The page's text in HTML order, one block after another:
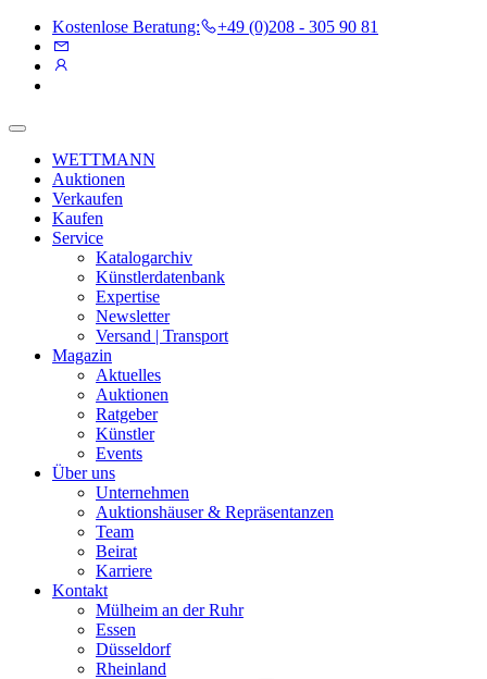
Kostenlose Beratung: +49 (0)208 - 305 90 81
WETTMANN
Auktionen
Verkaufen
Kaufen
Service
Katalogarchiv
Künstlerdatenbank
Expertise
Newsletter
Versand | Transport
Magazin
Aktuelles
Auktionen
Ratgeber
Künstler
Events
Über uns
Unternehmen
Auktionshäuser & Repräsentanzen
Team
Beirat
Karriere
Kontakt
Mülheim an der Ruhr
Essen
Düsseldorf
Rheinland